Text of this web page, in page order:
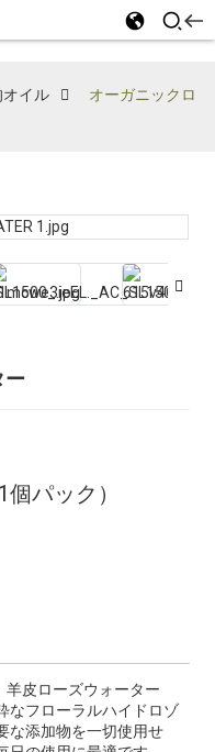
イル
オーガニックロ
ー
パック）
羊皮ローズウォーター
なフローラルハイドロゾ
な添加物を一切使用せ